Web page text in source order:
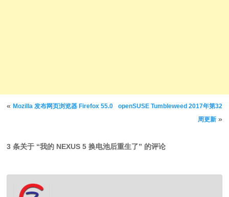
文章导航
«Mozilla 发布网页浏览器 Firefox 55.0
openSUSE Tumbleweed 2017年第32
周更新»
3 条关于 “我的 NEXUS 5 换电池后重生了” 的评论